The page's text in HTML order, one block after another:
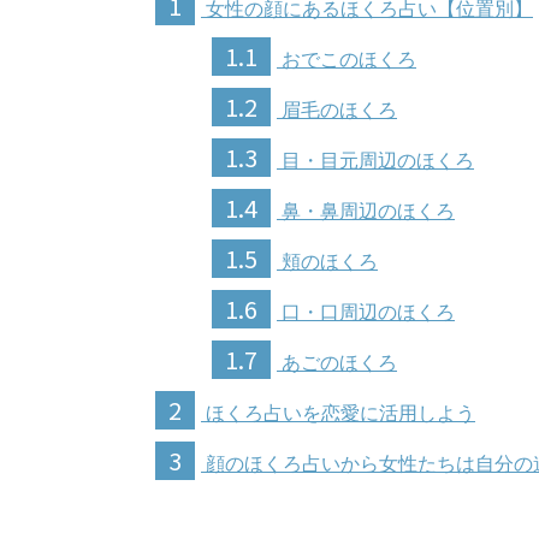
女性の顔にあるほくろ占い【位置別】
1.1 おでこのほくろ
1.2 眉毛のほくろ
1.3 目・目元周辺のほくろ
1.4 鼻・鼻周辺のほくろ
1.5 頬のほくろ
1.6 口・口周辺のほくろ
1.7 あごのほくろ
2 ほくろ占いを恋愛に活用しよう
3 顔のほくろ占いから女性たちは自分の